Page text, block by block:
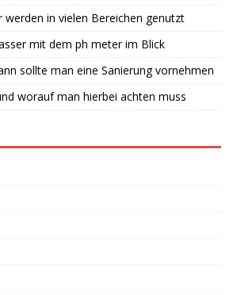
werden in vielen Bereichen genutzt
mit dem ph meter im Blick
sollte man eine Sanierung vornehmen
worauf man hierbei achten muss